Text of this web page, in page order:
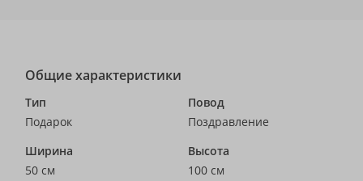
Общие характеристики
Тип
Подарок
Повод
Поздравление
Ширина
50 см
Высота
100 см